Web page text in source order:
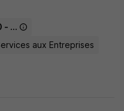
28 000 € / an
aux Entreprises